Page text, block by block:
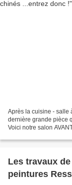
Après la cuisine - salle
dernière grande pièce
Voici notre salon
Les travaux
peintures